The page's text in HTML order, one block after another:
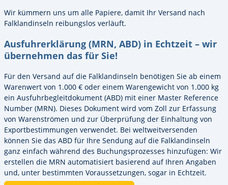
Wir kümmern uns um alle Papiere, damit Ihr Versand nach
Falklandinseln reibungslos verläuft.
Ausfuhrerklärung (MRN, ABD) in Echtzeit – wir
übernehmen das für Sie!
Für den Versand auf die Falklandinseln benötigen Sie ab einem
Warenwert von 1.000 € oder einem Warengewicht von 1.000 kg
ein Ausfuhrbegleitdokument (ABD) mit einer Master Reference
Number (MRN). Dieses Dokument wird vom Zoll zur Erfassung
von Warenströmen und zur Überprüfung der Einhaltung von
Exportbestimmungen verwendet. Bei weltweitversenden
können Sie das ABD für Ihre Sendung auf die Falklandinseln
ganz einfach während des Buchungsprozesses hinzufügen: Wir
erstellen die MRN automatisiert basierend auf Ihren Angaben
und, unter bestimmten Voraussetzungen, sogar in Echtzeit.